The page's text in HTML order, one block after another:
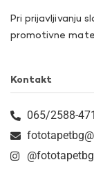
Pri prijavljivanju
promotivne
Kontakt
065/2588-471
@fototapetbg